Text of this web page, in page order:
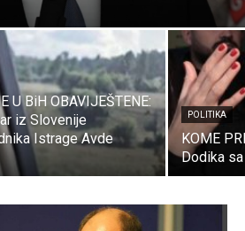
U BiH OBAVIJEŠTENE:
iz Slovenije
Istrage Avde
POLITIKA
KOME
Dodika